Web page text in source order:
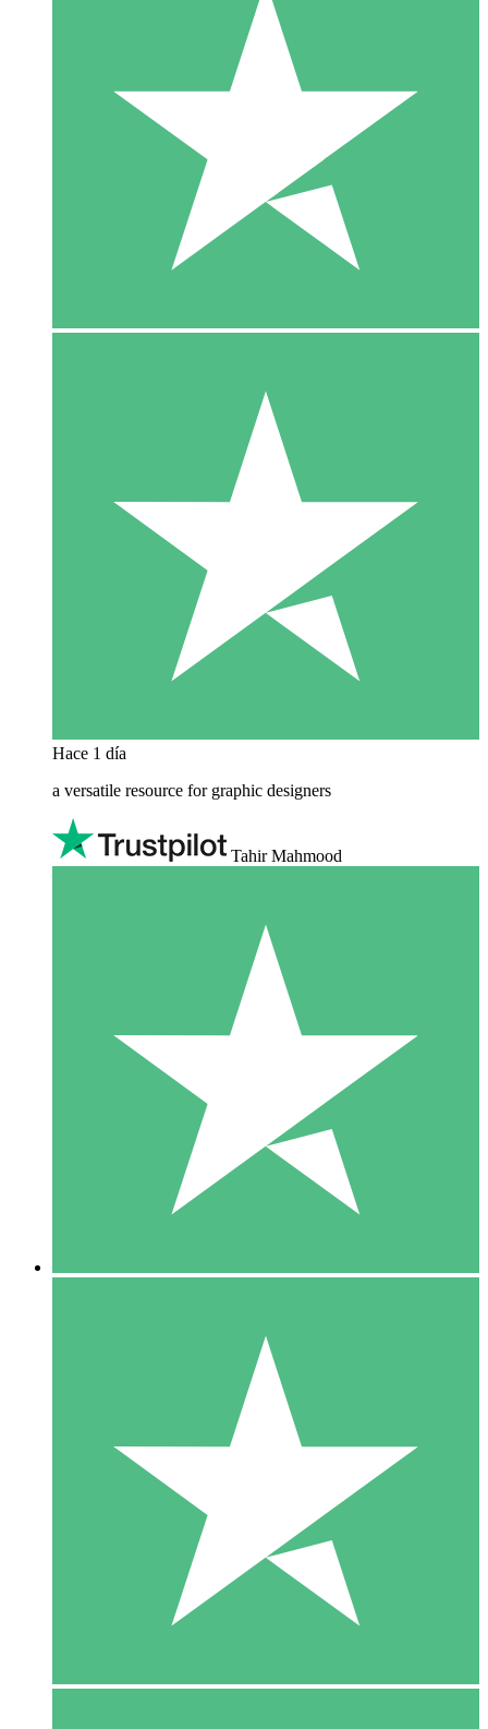
Hace 1 día
a versatile resource for graphic designers
Tahir Mahmood